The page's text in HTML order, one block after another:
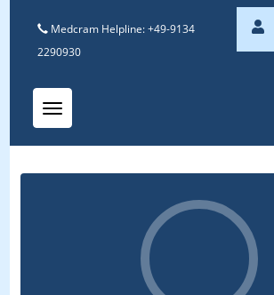
Medcram Helpline: +49-9134
2290930
Toggle navigation